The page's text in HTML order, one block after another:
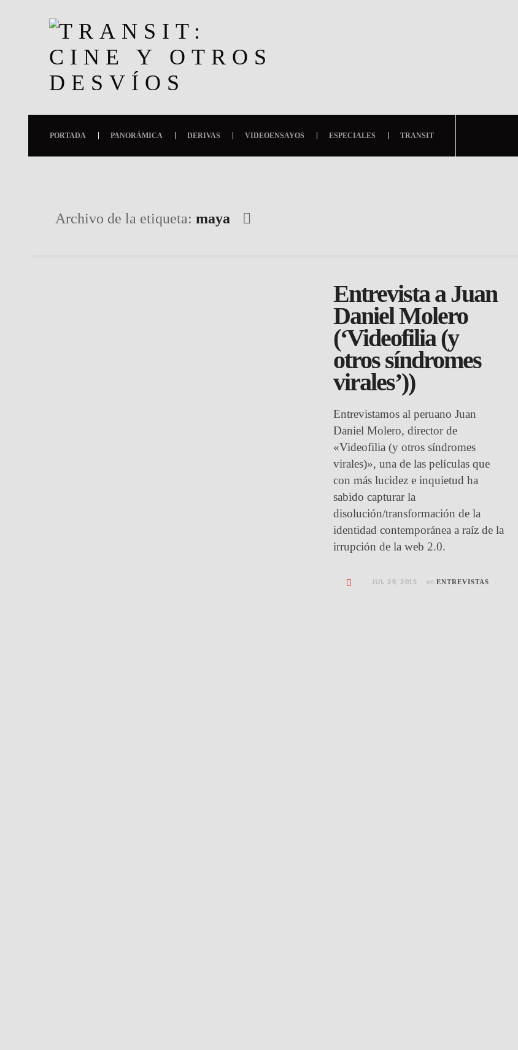
PORTADA PANORÁMICA DERIVAS VIDEOENSAYOS ESPECIALES TRANSIT
Archivo de la etiqueta: maya
Entrevista a Juan
Daniel Molero
(‘Videofilia (y
otros síndromes
virales’))
Entrevistamos al peruano Juan
Daniel Molero, director de
«Videofilia (y otros síndromes
virales)», una de las películas que
con más lucidez e inquietud ha
sabido capturar la
disolución/transformación de la
identidad contemporánea a raíz de la
irrupción de la web 2.0.
JUL 29, 2015 en ENTREVISTAS